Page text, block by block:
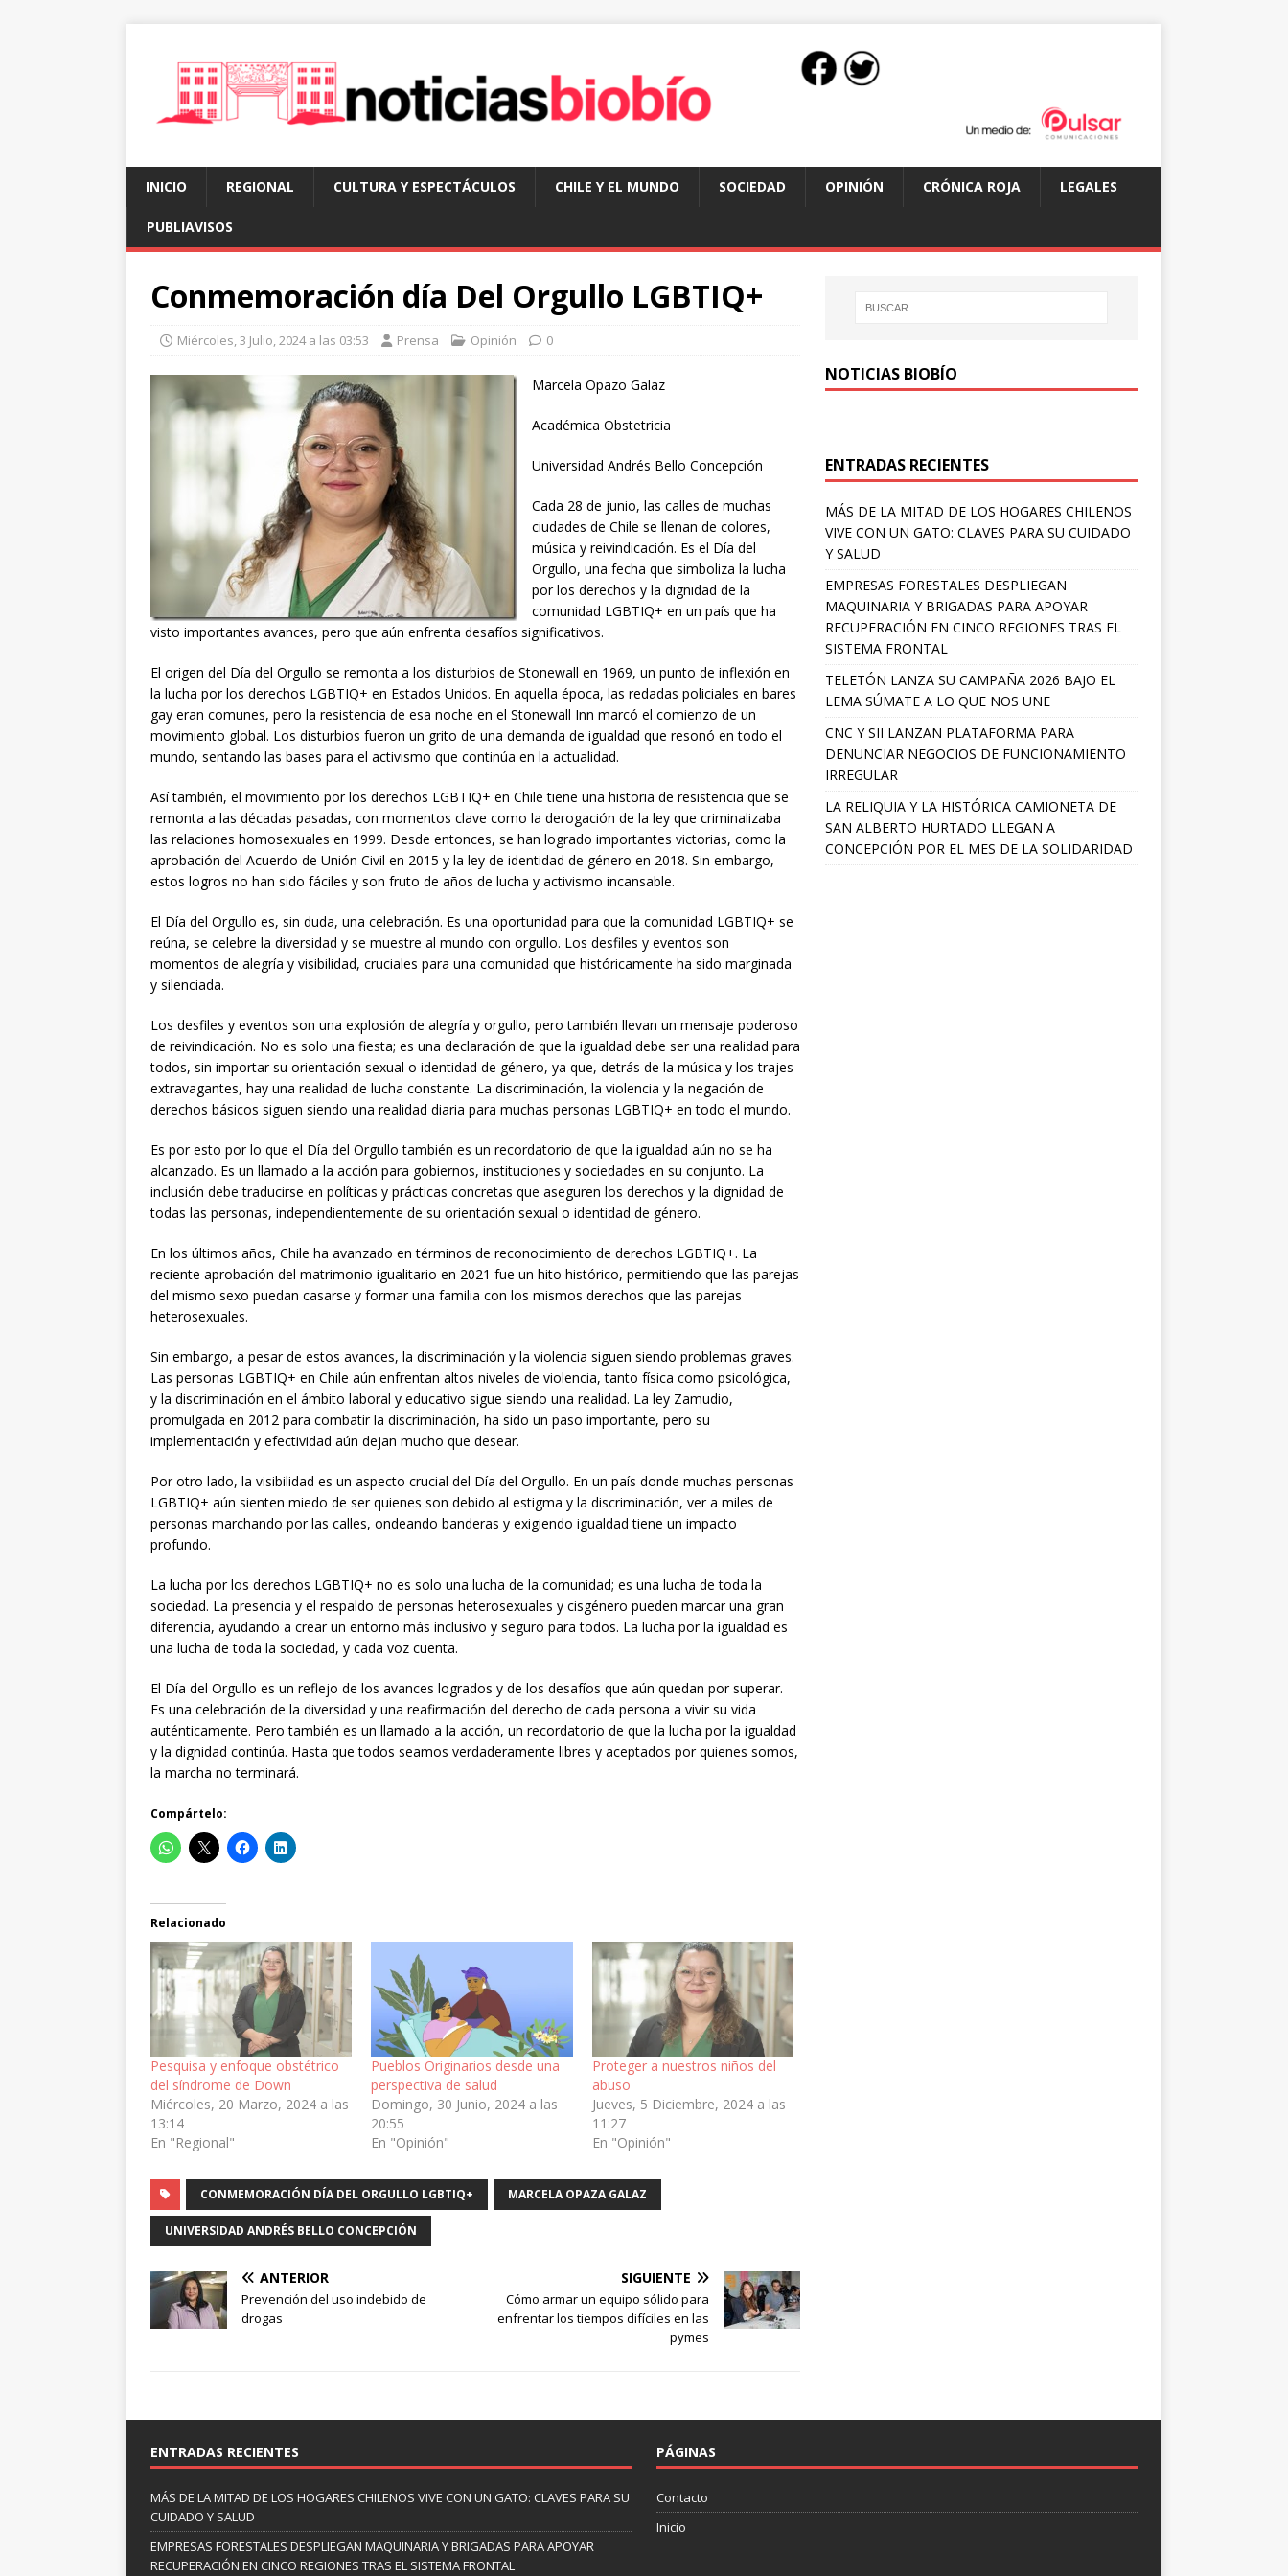
INICIO REGIONAL CULTURA Y ESPECTÁCULOS CHILE Y EL MUNDO SOCIEDAD OPINIÓN CRÓNICA ROJA LEGALES
PUBLIAVISOS
Conmemoración día Del Orgullo LGBTIQ+
Miércoles, 3 Julio, 2024 a las 03:53 Prensa Opinión 0
Marcela Opazo Galaz
Académica Obstetricia
Universidad Andrés Bello Concepción
Cada 28 de junio, las calles de muchas
ciudades de Chile se llenan de colores,
música y reivindicación. Es el Día del
Orgullo, una fecha que simboliza la lucha
por los derechos y la dignidad de la
comunidad LGBTIQ+ en un país que ha
visto importantes avances, pero que aún enfrenta desafíos significativos.
El origen del Día del Orgullo se remonta a los disturbios de Stonewall en 1969, un punto de inflexión en
la lucha por los derechos LGBTIQ+ en Estados Unidos. En aquella época, las redadas policiales en bares
gay eran comunes, pero la resistencia de esa noche en el Stonewall Inn marcó el comienzo de un
movimiento global. Los disturbios fueron un grito de una demanda de igualdad que resonó en todo el
mundo, sentando las bases para el activismo que continúa en la actualidad.
Así también, el movimiento por los derechos LGBTIQ+ en Chile tiene una historia de resistencia que se
remonta a las décadas pasadas, con momentos clave como la derogación de la ley que criminalizaba
las relaciones homosexuales en 1999. Desde entonces, se han logrado importantes victorias, como la
aprobación del Acuerdo de Unión Civil en 2015 y la ley de identidad de género en 2018. Sin embargo,
estos logros no han sido fáciles y son fruto de años de lucha y activismo incansable.
El Día del Orgullo es, sin duda, una celebración. Es una oportunidad para que la comunidad LGBTIQ+ se
reúna, se celebre la diversidad y se muestre al mundo con orgullo. Los desfiles y eventos son
momentos de alegría y visibilidad, cruciales para una comunidad que históricamente ha sido marginada
y silenciada.
Los desfiles y eventos son una explosión de alegría y orgullo, pero también llevan un mensaje poderoso
de reivindicación. No es solo una fiesta; es una declaración de que la igualdad debe ser una realidad para
todos, sin importar su orientación sexual o identidad de género, ya que, detrás de la música y los trajes
extravagantes, hay una realidad de lucha constante. La discriminación, la violencia y la negación de
derechos básicos siguen siendo una realidad diaria para muchas personas LGBTIQ+ en todo el mundo.
Es por esto por lo que el Día del Orgullo también es un recordatorio de que la igualdad aún no se ha
alcanzado. Es un llamado a la acción para gobiernos, instituciones y sociedades en su conjunto. La
inclusión debe traducirse en políticas y prácticas concretas que aseguren los derechos y la dignidad de
todas las personas, independientemente de su orientación sexual o identidad de género.
En los últimos años, Chile ha avanzado en términos de reconocimiento de derechos LGBTIQ+. La
reciente aprobación del matrimonio igualitario en 2021 fue un hito histórico, permitiendo que las parejas
del mismo sexo puedan casarse y formar una familia con los mismos derechos que las parejas
heterosexuales.
Sin embargo, a pesar de estos avances, la discriminación y la violencia siguen siendo problemas graves.
Las personas LGBTIQ+ en Chile aún enfrentan altos niveles de violencia, tanto física como psicológica,
y la discriminación en el ámbito laboral y educativo sigue siendo una realidad. La ley Zamudio,
promulgada en 2012 para combatir la discriminación, ha sido un paso importante, pero su
implementación y efectividad aún dejan mucho que desear.
Por otro lado, la visibilidad es un aspecto crucial del Día del Orgullo. En un país donde muchas personas
LGBTIQ+ aún sienten miedo de ser quienes son debido al estigma y la discriminación, ver a miles de
personas marchando por las calles, ondeando banderas y exigiendo igualdad tiene un impacto
profundo.
La lucha por los derechos LGBTIQ+ no es solo una lucha de la comunidad; es una lucha de toda la
sociedad. La presencia y el respaldo de personas heterosexuales y cisgénero pueden marcar una gran
diferencia, ayudando a crear un entorno más inclusivo y seguro para todos. La lucha por la igualdad es
una lucha de toda la sociedad, y cada voz cuenta.
El Día del Orgullo es un reflejo de los avances logrados y de los desafíos que aún quedan por superar.
Es una celebración de la diversidad y una reafirmación del derecho de cada persona a vivir su vida
auténticamente. Pero también es un llamado a la acción, un recordatorio de que la lucha por la igualdad
y la dignidad continúa. Hasta que todos seamos verdaderamente libres y aceptados por quienes somos,
la marcha no terminará.
Compártelo:
Relacionado
Pesquisa y enfoque obstétrico
del síndrome de Down
Miércoles, 20 Marzo, 2024 a las
13:14
En "Regional"
Pueblos Originarios desde una
perspectiva de salud
Domingo, 30 Junio, 2024 a las
20:55
En "Opinión"
Proteger a nuestros niños del
abuso
Jueves, 5 Diciembre, 2024 a las
11:27
En "Opinión"
CONMEMORACIÓN DÍA DEL ORGULLO LGBTIQ+ MARCELA OPAZA GALAZ
UNIVERSIDAD ANDRÉS BELLO CONCEPCIÓN
ANTERIOR
Prevención del uso indebido de
drogas
SIGUIENTE
Cómo armar un equipo sólido para
enfrentar los tiempos difíciles en las
pymes
NOTICIAS BIOBÍO
ENTRADAS RECIENTES
MÁS DE LA MITAD DE LOS HOGARES CHILENOS
VIVE CON UN GATO: CLAVES PARA SU CUIDADO
Y SALUD
EMPRESAS FORESTALES DESPLIEGAN
MAQUINARIA Y BRIGADAS PARA APOYAR
RECUPERACIÓN EN CINCO REGIONES TRAS EL
SISTEMA FRONTAL
TELETÓN LANZA SU CAMPAÑA 2026 BAJO EL
LEMA SÚMATE A LO QUE NOS UNE
CNC Y SII LANZAN PLATAFORMA PARA
DENUNCIAR NEGOCIOS DE FUNCIONAMIENTO
IRREGULAR
LA RELIQUIA Y LA HISTÓRICA CAMIONETA DE
SAN ALBERTO HURTADO LLEGAN A
CONCEPCIÓN POR EL MES DE LA SOLIDARIDAD
ENTRADAS RECIENTES
MÁS DE LA MITAD DE LOS HOGARES CHILENOS VIVE CON UN GATO: CLAVES PARA SU
CUIDADO Y SALUD
EMPRESAS FORESTALES DESPLIEGAN MAQUINARIA Y BRIGADAS PARA APOYAR
RECUPERACIÓN EN CINCO REGIONES TRAS EL SISTEMA FRONTAL
PÁGINAS
Contacto
Inicio